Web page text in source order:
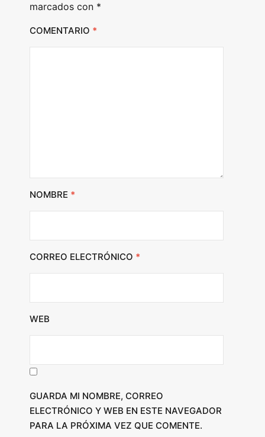
marcados con *
COMENTARIO *
NOMBRE *
CORREO ELECTRÓNICO *
WEB
GUARDA MI NOMBRE, CORREO
ELECTRÓNICO Y WEB EN ESTE NAVEGADOR
PARA LA PRÓXIMA VEZ QUE COMENTE.